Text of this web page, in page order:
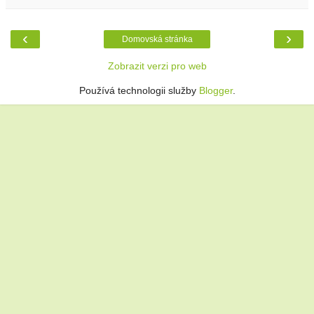
‹ ›
Domovská stránka
Zobrazit verzi pro web
Používá technologii služby Blogger.